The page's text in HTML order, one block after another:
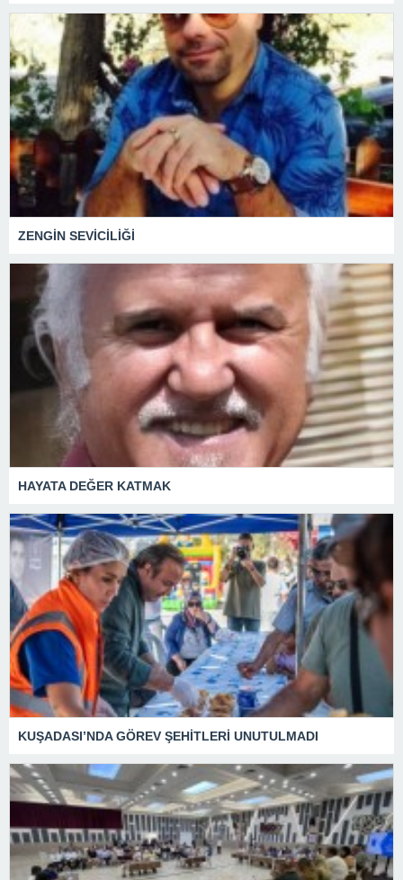
ZENGİN SEVİCİLİĞİ
HAYATA DEĞER KATMAK
KUŞADASI’NDA GÖREV ŞEHİTLERİ UNUTULMADI